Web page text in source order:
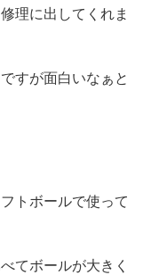
理に出してくれま
すが面白いなぁと
トボールで使って
てボールが大きく